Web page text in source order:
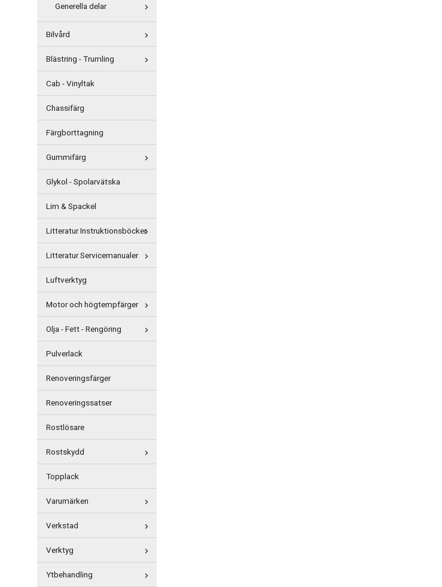
Generella delar
Bilvård
Blästring - Trumling
Cab - Vinyltak
Chassifärg
Färgborttagning
Gummifärg
Glykol - Spolarvätska
Lim & Spackel
Litteratur Instruktionsböcker
Litteratur Servicemanualer
Luftverktyg
Motor och högtempfärger
Olja - Fett - Rengöring
Pulverlack
Renoveringsfärger
Renoveringssatser
Rostlösare
Rostskydd
Topplack
Varumärken
Verkstad
Verktyg
Ytbehandling